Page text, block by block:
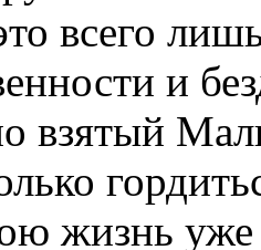
всего
и
взятый
жизнь